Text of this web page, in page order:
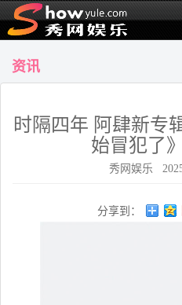
资讯
时隔四年 阿肆新专
始冒犯了
秀网娱乐
分享到：